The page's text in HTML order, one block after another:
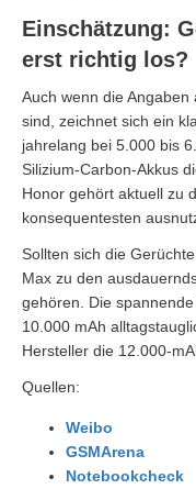
Einschätzung:
erst richtig los?
Auch wenn die
sind, zeichnet sich ein
jahrelang bei 5.000 bis
Silizium-Carbon-Akkus
Honor gehört aktuell zu
konsequentesten
Sollten sich die
Max zu den
gehören. Die
10.000 mAh
Hersteller die 12.000-
Quellen:
Weibo
GSMArena
Notebookcheck